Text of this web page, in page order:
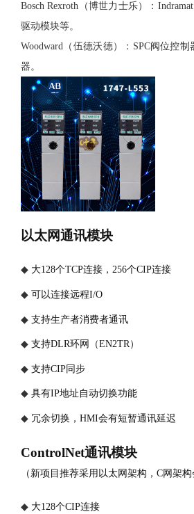
Bosch Rexroth（博世力士乐）：
驱动模块等。
Woodward（伍德沃德）：SPC阀位控制
器。
以太网通讯模块
◆ 大128个TCP连接，256个CIP连接
◆ 可以连接远程I/O
◆ 支持生产者消费者通讯
◆ 支持DLR环网（EN2TR）
◆ 支持CIP同步
◆ 具有IP地址自动切换功能
◆ 冗余切换， HMI会有短暂通讯延迟
ControlNet通讯模块
（新项目推荐采用以太网架构， C网架构
◆ 大128个CIP连接